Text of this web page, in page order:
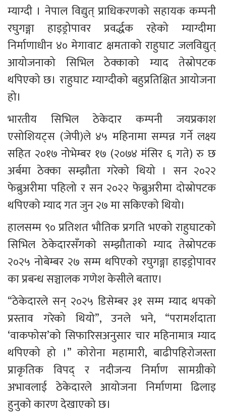
म्याग्दी । नेपाल विद्युत् प्राधिकरणको सहायक कम्पनी
रघुगङ्गा हाइड्रोपावर प्रवर्द्धक रहेको म्याग्दीमा
निर्माणाधीन ४० मेगावाट क्षमताको राहुघाट जलविद्युत्
आयोजनाको सिभिल ठेक्काको म्याद तेस्रोपटक
थपिएको छ। राहुघाट म्याग्दीको बहुप्रतिक्षित आयोजना
हो।
भारतीय सिभिल ठेकेदार कम्पनी जयप्रकाश
एसोशियट्स (जेपी)ले ४५ महिनामा सम्पन्न गर्ने लक्ष्य
सहित २०१७ नोभेम्बर १७ (२०७४ मंसिर ६ गते) रु छ
अर्बमा ठेक्का सम्झौता गरेको थियो । सन २०२२
फेब्रुअरीमा पहिलो र सन २०२२ फेब्रुअरीमा दोस्रोपटक
थपिएको म्याद गत जुन २७ मा सकिएको थियो।
हालसम्म ९० प्रतिशत भौतिक प्रगति भएको राहुघाटको
सिभिल ठेकेदारसँगको सम्झौताको म्याद तेस्रोपटक
२०२५ नोबेम्बर २७ सम्म थपिएको रघुगङ्गा हाइड्रोपावर
का प्रबन्ध सञ्चालक गणेश केसीले बताए।
“ठेकेदारले सन् २०२५ डिसेम्बर ३१ सम्म म्याद थपको
प्रस्ताव गरेको थियो”, उनले भने, “परामर्शदाता
‘वाकफोस’को सिफारिसअनुसार चार महिनामात्र म्याद
थपिएको हो ।” कोरोना महामारी, बाढीपहिरोजस्ता
प्राकृतिक विपद् र नदीजन्य निर्माण सामग्रीको
अभावलाई ठेकेदारले आयोजना निर्माणमा ढिलाइ
हुनुको कारण देखाएको छ।